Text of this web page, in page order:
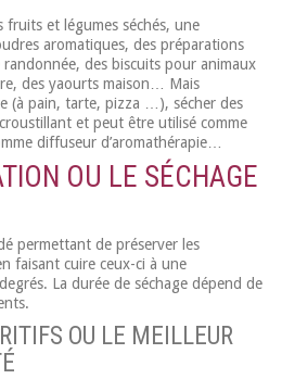
fruits et légumes séchés, une
aromatiques, des préparations
des biscuits pour animaux
des yaourts maison… Mais
(à pain, tarte, pizza …), sécher des
et peut être utilisé comme
diffuseur d’aromathérapie…
OU LE SÉCHAGE
permettant de préserver les
faisant cuire ceux-ci à une
La durée de séchage dépend de
OU LE MEILLEUR